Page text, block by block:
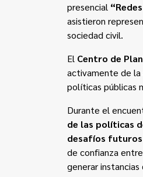
presencial
asistieron
sociedad civil.
El Centro de
activamente de la
políticas públicas
Durante el
de las políticas
desafíos
de confianza
generar